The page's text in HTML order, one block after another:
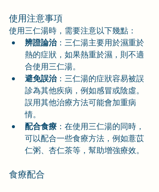
使用注意事項
使用三仁湯時，需要注意以下幾點：
辨證論治：三仁湯主要用於濕重於
熱的症狀，如果熱重於濕，則不適
合使用三仁湯。
避免誤治：三仁湯的症狀容易被誤
診為其他疾病，例如感冒或陰虛。
誤用其他治療方法可能會加重病
情。
配合食療 ：在使用三仁湯的同時，
可以配合一些食療方法，例如薏苡
仁粥、杏仁茶等，幫助增強療效。
食療配合